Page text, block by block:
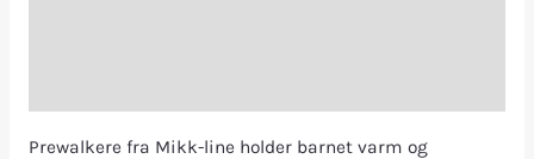
Prewalkere fra Mikk-line holder barnet varm og